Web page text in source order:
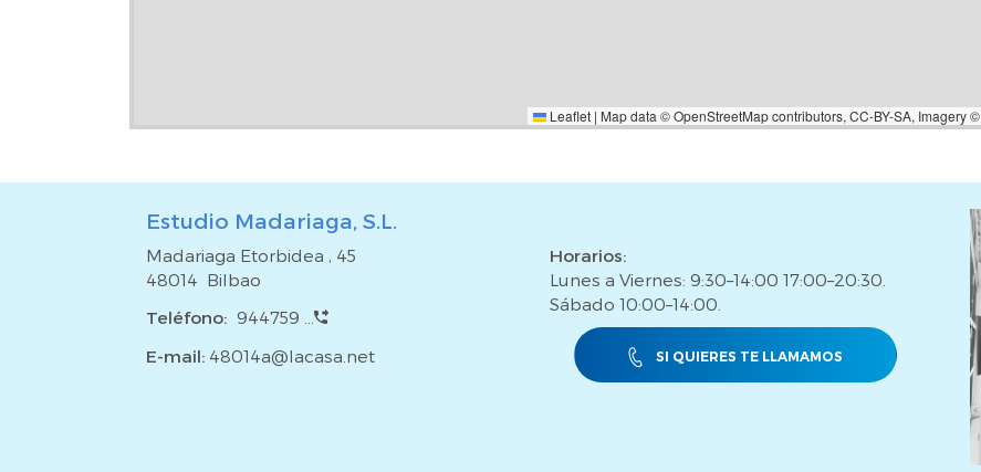
Leaflet | Map data ©OpenStreetMapcontributors, CC-BY-SA, Imagery ©
Estudio Madariaga, S.L.
Madariaga Etorbidea , 45
48014 Bilbao
Teléfono: 944759 ...
E-mail: 48014a@lacasa.net
Horarios:
Lunes a Viernes: 9:30–14:00 17:00–20:30.
Sábado 10:00–14:00.
SI QUIERES TE LLAMAMOS